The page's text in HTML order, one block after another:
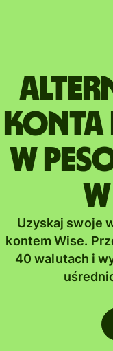
konta
w
Uzyskaj swoje
kontem Wise.
40 walutach i